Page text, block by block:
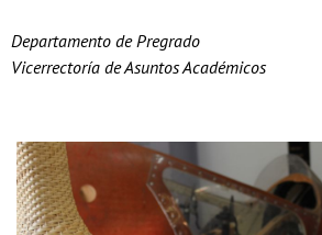
Departamento de Pregrado
Vicerrectoría de Asuntos Académicos